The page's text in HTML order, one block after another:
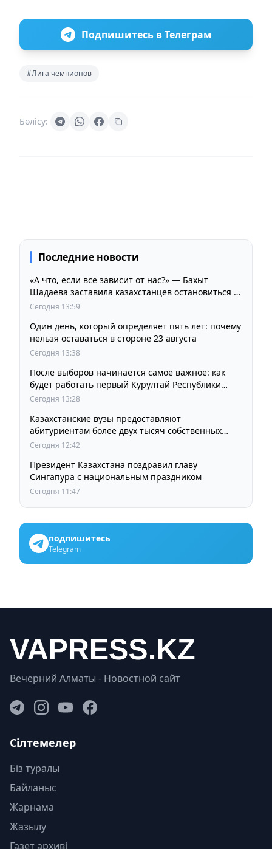
Подпишитесь в Телеграм
#Лига чемпионов
Бөлісу:
Последние новости
«А что, если все зависит от нас?» — Бахыт
Шадаева заставила казахстанцев остановиться и
задуматься
Сегодня 13:59
Один день, который определяет пять лет: почему
нельзя оставаться в стороне 23 августа
Сегодня 13:38
После выборов начинается самое важное: как
будет работать первый Курултай Республики
Казахстан
Сегодня 13:28
Казахстанские вузы предоставляют
абитуриентам более двух тысяч собственных
образовательных грантов
Сегодня 12:42
Президент Казахстана поздравил главу
Сингапура с национальным праздником
Сегодня 11:47
подпишитесь
Telegram
Вечерний Алматы - Новостной сайт
Сілтемелер
Біз туралы
Байланыс
Жарнама
Жазылу
Газет архиві